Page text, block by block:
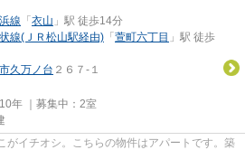
線 「 衣山 」駅 徒歩14分
線(ＪＲ松山駅経由) 「 萱町六丁目 」駅 徒歩
久万ノ台 ２６７-１
年 ｜募集中： 2室
がイチオシ。こちらの物件はアパートです。築